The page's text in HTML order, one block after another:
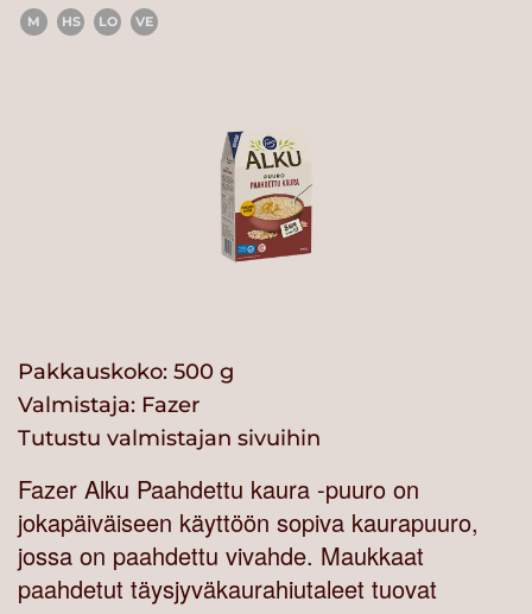
M HS LO VE
Pakkauskoko: 500 g
Valmistaja: Fazer
Tutustu valmistajan sivuihin
Fazer Alku Paahdettu kaura -puuro on
jokapäiväiseen käyttöön sopiva kaurapuuro,
jossa on paahdettu vivahde. Maukkaat
paahdetut täysjyväkaurahiutaleet tuovat